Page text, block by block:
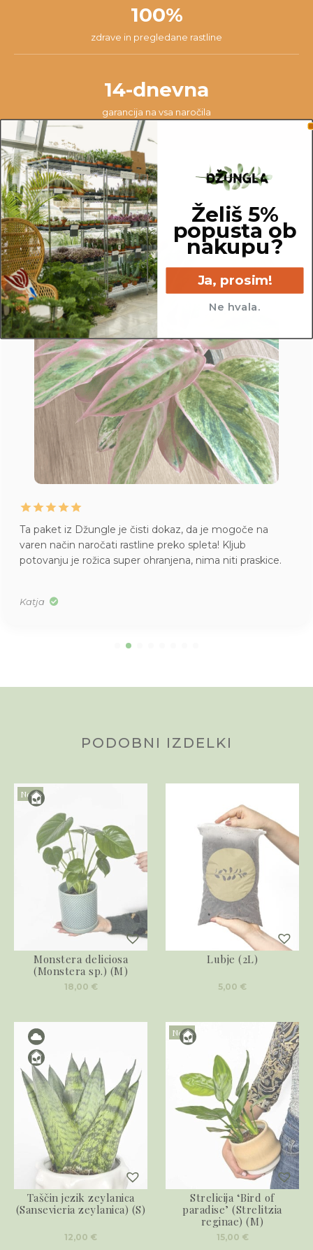
100%
zdrave in pregledane rastline
14-dnevna
garancija na vsa naročila
Ta paket iz Džungle je čisti dokaz, da je mogoče na
varen način naročati rastline preko spleta! Kljub
potovanju je rožica super ohranjena, nima niti praskice.
Katja
PODOBNI IZDELKI
Novo
Monstera deliciosa
(Monstera sp.) (M)
18,00 €
Lubje (2L)
5,00 €
Taščin jezik zeylanica
(Sansevieria zeylanica) (S)
12,00 €
Novo
Strelicija ‘Bird of
paradise’ (Strelitzia
reginae) (M)
15,00 €
Želiš 5%
popusta ob
nakupu?
Ja, prosim!
Ne hvala.